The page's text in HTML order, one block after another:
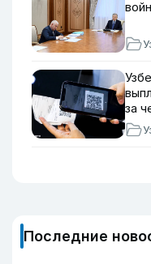
за
Последние